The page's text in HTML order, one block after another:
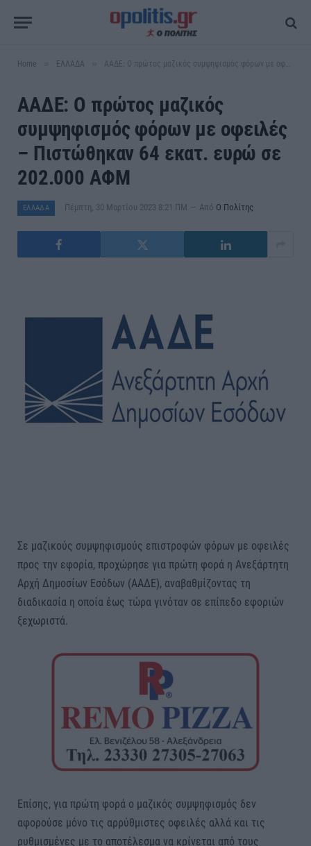
Home ΕΛΛΑΔΑ ΑΑΔΕ: Ο πρώτος μαζικός συμψηφισμός φόρων με οφειλές – Πιστώθηκαν 64 εκατ. ευρώ σε 202.000 ΑΦΜ
ΑΑΔΕ: Ο πρώτος μαζικός
συμψηφισμός φόρων με οφειλές
– Πιστώθηκαν 64 εκατ. ευρώ σε
202.000 ΑΦΜ
ΕΛΛΑΔΑ Πέμπτη, 30 Μαρτίου 2023 8:21 ΠΜ Από Ο Πολίτης
Σε μαζικούς συμψηφισμούς επιστροφών φόρων με οφειλές
προς την εφορία, προχώρησε για πρώτη φορά η Ανεξάρτητη
Αρχή Δημοσίων Εσόδων (ΑΑΔΕ), αναβαθμίζοντας τη
διαδικασία η οποία έως τώρα γινόταν σε επίπεδο εφοριών
ξεχωριστά.
Επίσης, για πρώτη φορά ο μαζικός συμψηφισμός δεν
αφορούσε μόνο τις αρρύθμιστες οφειλές αλλά και τις
ρυθμισμένες με το αποτέλεσμα να κρίνεται από τους